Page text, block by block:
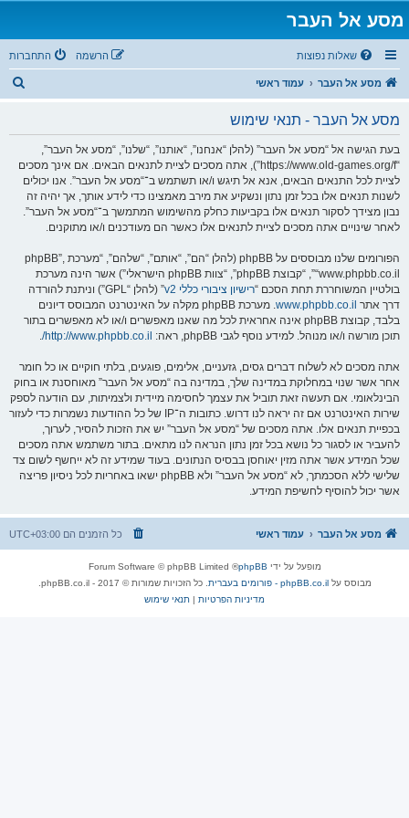
מסע אל העבר
שאלות נפוצות התחברות הרשמה
מסע אל העבר עמוד ראשי
מסע אל העבר - תנאי שימוש
בעת הגישה אל “מסע אל העבר” (להלן “אנחנו”, “אותנו”, “שלנו”, “מסע אל העבר”,
“https://www.old-games.org/f”), אתה מסכים לציית לתנאים הבאים. אם אינך מסכים
לציית לכל התנאים הבאים, אנא אל תיגש ו/או תשתמש ב־“מסע אל העבר”. אנו יכולים
לשנות תנאים אלו בכל זמן נתון ונשקיע את מירב מאמצינו כדי לידע אותך, אך יהיה זה
נבון מצידך לסקור תנאים אלו בקביעות כחלק מהשימוש המתמשך ב־“מסע אל העבר”.
לאחר שינויים אתה מסכים לציית לתנאים אלו כאשר הם מעודכנים ו/או מתוקנים.
הפורומים שלנו מבוססים על phpBB (להלן “הם”, “אותם”, “שלהם”, “מערכת phpBB”,
“www.phpbb.co.il”, “קבוצת phpBB”, “צוות phpBB הישראלי”) אשר הינה מערכת
בולטיין המשוחררת תחת הסכם “רישיון ציבורי כללי v2
” (להלן “GPL”) וניתנת להורדה
דרך אתר www.phpbb.co.il
. מערכת phpBB מקלה על האינטרנט המבוסס דיונים
בלבד, קבוצת phpBB אינה אחראית לכל מה שאנו מאפשרים ו/או לא מאפשרים בתור
תוכן מורשה ו/או מנוהל. למידע נוסף לגבי phpBB, ראה:
http://www.phpbb.co.il/
.
אתה מסכים לא לשלוח דברים גסים, גזעניים, אלימים, פוגעים, בלתי חוקיים או כל חומר
אחר אשר שנוי במחלוקת במדינה שלך, במדינה בה “מסע אל העבר” מאוחסנת או בחוק
הבינלאומי. אם תעשה זאת תוביל את עצמך לחסימה מיידית ולצמיתות, עם הודעה לספק
שירות האינטרנט אם זה יראה לנו דרוש. כתובות ה־IP של כל ההודעות נשמרות כדי לעזור
בכפיית תנאים אלו. אתה מסכים של “מסע אל העבר” יש את הזכות להסיר, לערוך,
להעביר או לסגור כל נושא בכל זמן נתון הנראה לנו מתאים. בתור משתמש אתה מסכים
שכל המידע אשר אתה מזין יאוחסן בבסיס הנתונים. בעוד שמידע זה לא ייחשף לשום צד
שלישי ללא הסכמתך, לא “מסע אל העבר” ולא phpBB ישאו באחריות לכל ניסיון פריצה
אשר יכול להוסיף לחשיפת המידע.
מסע אל העבר עמוד ראשי כל הזמנים הם UTC+03:00
מופעל על ידי phpBB
® Forum Software © phpBB Limited
מבוסס עלphpBB.co.il - פורומים בעברית
. כל הזכויות שמורות © 2017 - phpBB.co.il.
מדיניות הפרטיות | תנאי שימוש